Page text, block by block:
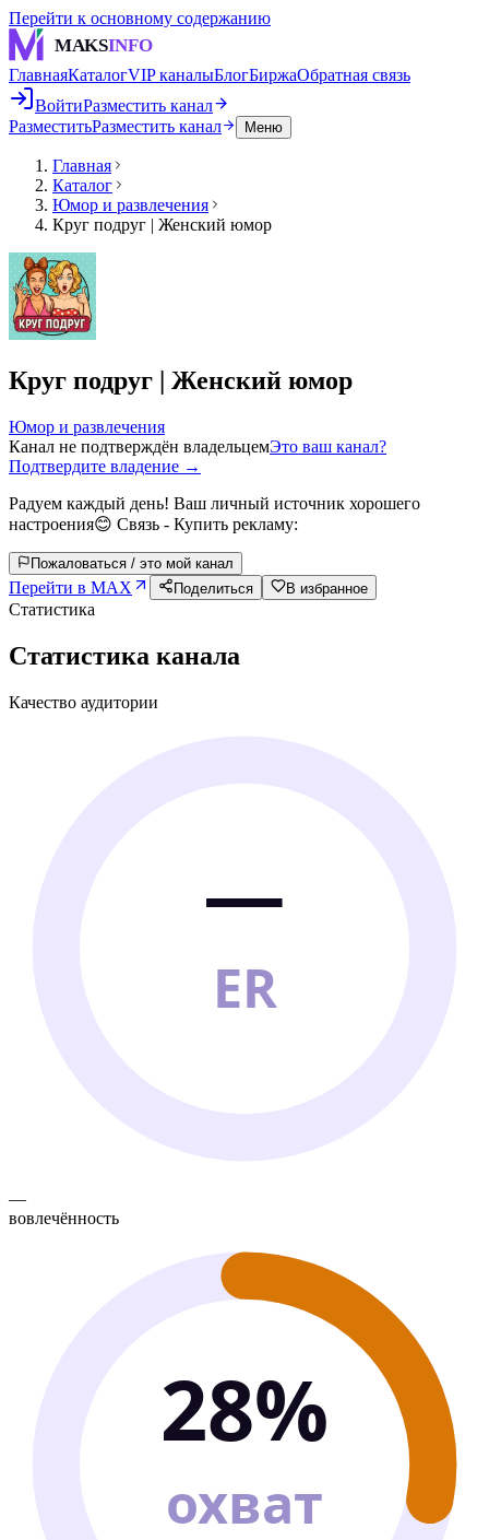
Перейти к основному содержанию
MAKSINFO
ГлавнаяКаталогVIP каналыБлогБиржаОбратная связь
ВойтиРазместить канал
РазместитьРазместить канал Меню
Главная
Каталог
Юмор и развлечения
Круг подруг | Женский юмор
Круг подруг | Женский юмор
Юмор и развлечения
Канал не подтверждён владельцемЭто ваш канал?
Подтвердите владение →
Радуем каждый день! Ваш личный источник хорошего
настроения😊 Связь - Купить рекламу:
Пожаловаться / это мой канал
Перейти в MAX Поделиться В избранное
Статистика
Статистика канала
Качество аудитории
—
ER
—
вовлечённость
28%
охват